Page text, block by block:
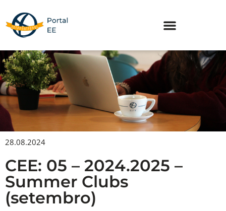
content
28.08.2024
CEE: 05 – 2024.2025 –
Summer Clubs
(setembro)